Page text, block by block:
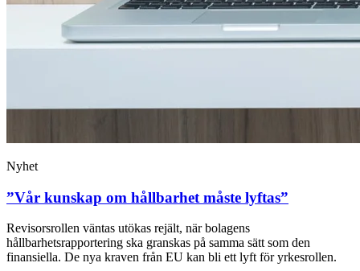
Nyhet
”Vår kunskap om hållbarhet måste lyftas”
Revisorsrollen väntas utökas rejält, när bolagens
hållbarhetsrapportering ska granskas på samma sätt som den
finansiella. De nya kraven från EU kan bli ett lyft för yrkesrollen.